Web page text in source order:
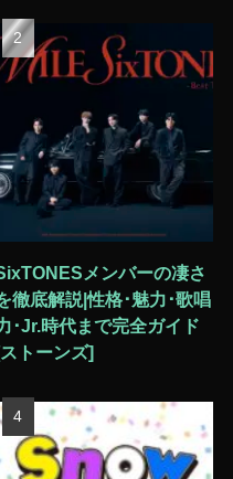
メンバーの凄さ
徹底解説|性格･魅力･歌唱
･Jr.時代まで完全ガイド
トーンズ]